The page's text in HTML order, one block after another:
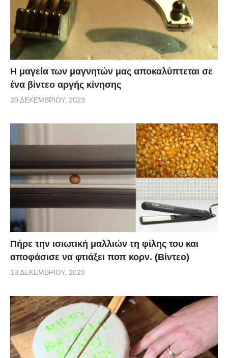
Η μαγεία των μαγνητών μας αποκαλύπτεται σε
ένα βίντεο αργής κίνησης
20 ΔΕΚΕΜΒΡΊΟΥ, 2023
Πήρε την ισιωτική μαλλιών τη φίλης του και
αποφάσισε να φτιάξει ποπ κορν. (Βίντεο)
18 ΔΕΚΕΜΒΡΊΟΥ, 2023